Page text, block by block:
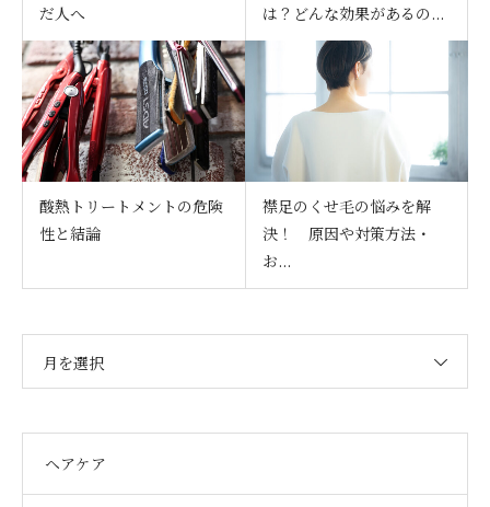
だ人へ
は？どんな効果があるの...
酸熱トリートメントの危険
性と結論
襟足のくせ毛の悩みを解
決！ 原因や対策方法・
お...
月を選択
ヘアケア